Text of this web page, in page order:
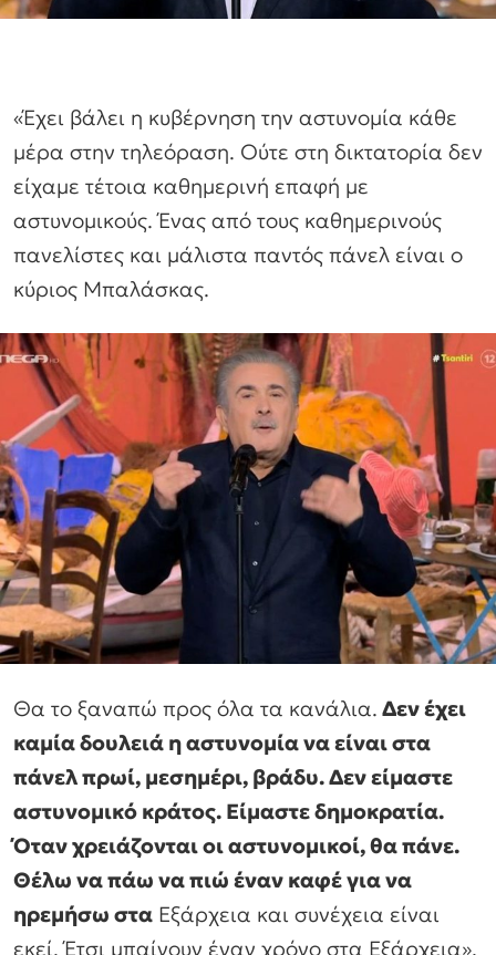
«Έχει βάλει η κυβέρνηση την αστυνομία κάθε
μέρα στην τηλεόραση. Ούτε στη δικτατορία δεν
είχαμε τέτοια καθημερινή επαφή με
αστυνομικούς. Ένας από τους καθημερινούς
πανελίστες και μάλιστα παντός πάνελ είναι ο
κύριος Μπαλάσκας.
Θα το ξαναπώ προς όλα τα κανάλια. Δεν έχει
καμία δουλειά η αστυνομία να είναι στα
πάνελ πρωί, μεσημέρι, βράδυ. Δεν είμαστε
αστυνομικό κράτος. Είμαστε δημοκρατία.
Όταν χρειάζονται οι αστυνομικοί, θα πάνε.
Θέλω να πάω να πιώ έναν καφέ για να
ηρεμήσω στα Εξάρχεια και συνέχεια είναι
εκεί. Έτσι μπαίνουν έναν χρόνο στα Εξάρχεια».